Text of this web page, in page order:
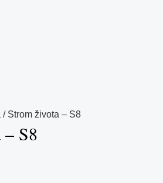
/ Strom života – S8
S8